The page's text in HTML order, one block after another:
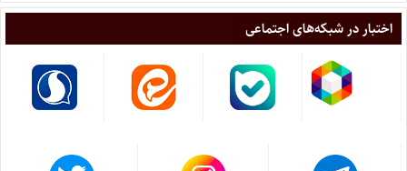
اختبار در شبکه‌های اجتماعی